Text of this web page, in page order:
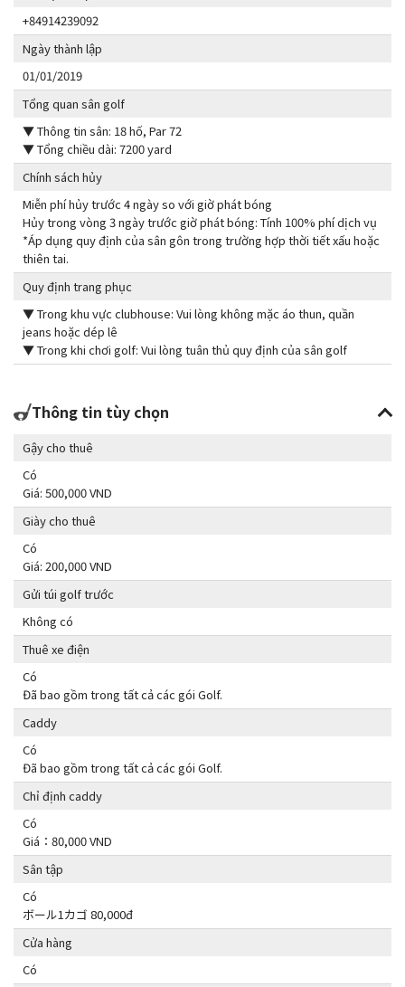
+84914239092
Ngày thành lập
01/01/2019
Tổng quan sân golf
▼ Thông tin sân: 18 hố, Par 72
▼ Tổng chiều dài: 7200 yard
Chính sách hủy
Miễn phí hủy trước 4 ngày so với giờ phát bóng
Hủy trong vòng 3 ngày trước giờ phát bóng: Tính 100% phí dịch vụ
*Áp dụng quy định của sân gôn trong trường hợp thời tiết xấu hoặc
thiên tai.
Quy định trang phục
▼ Trong khu vực clubhouse: Vui lòng không mặc áo thun, quần
jeans hoặc dép lê
▼ Trong khi chơi golf: Vui lòng tuân thủ quy định của sân golf
Thông tin tùy chọn
Gậy cho thuê
Có
Giá: 500,000 VND
Giày cho thuê
Có
Giá: 200,000 VND
Gửi túi golf trước
Không có
Thuê xe điện
Có
Đã bao gồm trong tất cả các gói Golf.
Caddy
Có
Đã bao gồm trong tất cả các gói Golf.
Chỉ định caddy
Có
Giá：80,000 VND
Sân tập
Có
ボール1カゴ 80,000đ
Cửa hàng
Có